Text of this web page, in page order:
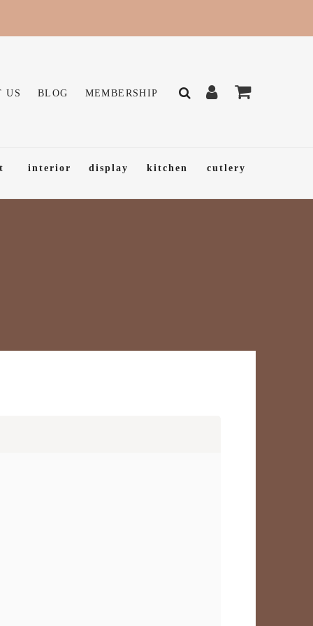
US BLOG MEMBERSHIP
interior display kitchen cutlery